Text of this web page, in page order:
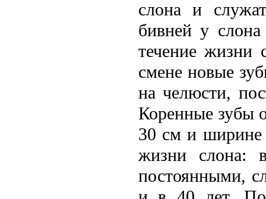
слона и
бивней у
течение жизни
смене новые
на челюсти,
Коренные зубы
30 см и ширине
жизни слона:
постоянными,